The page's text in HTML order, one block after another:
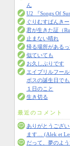
ん
U2 『Songs Of
ぐりむすぱんきー
君が生きた証（
止まない晴れ
帰る場所がある
似ていても
お久しぶりです
エイプリルフー
ボスの誕生日で
１日のこと
生き切る
最近のコメント
ありがとうござ
ます… (Alek et
だって、夢のよ